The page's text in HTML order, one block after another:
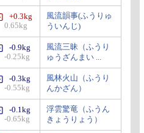
+0.3kg
0.65kg
風流韻事(ふうりゅ
ういんじ)
-0.9kg
-0.25kg
風流三昧（ふうり
ゅうざんまい ...
-0.3kg
-0.55kg
風林火山（ふうり
んかざん）
-0.1kg
-0.65kg
浮雲驚竜（ふうん
きょうりょう）